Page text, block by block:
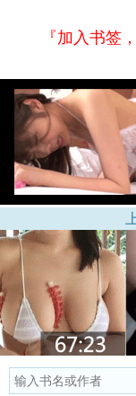
『加入书签